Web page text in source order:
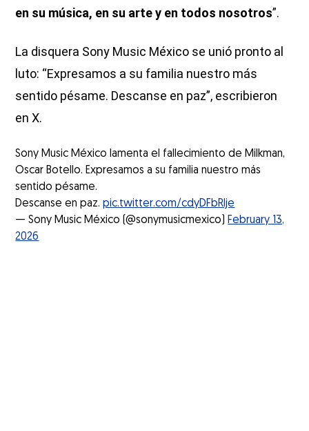
en su música, en su arte y en todos nosotros”.
La disquera Sony Music México se unió pronto al
luto: “Expresamos a su familia nuestro más
sentido pésame. Descanse en paz”, escribieron
en X.
Sony Music México lamenta el fallecimiento de Milkman,
Oscar Botello. Expresamos a su familia nuestro más
sentido pésame.
Descanse en paz.pic.twitter.com/cdyDFbRlje
— Sony Music México (@sonymusicmexico) February 13,
2026